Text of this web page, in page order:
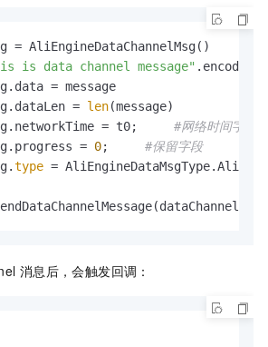
= AliEngineDataChannelMsg()
is data channel message" .encode(
= message
= len(message)
= t0; #网络时间字段
= 0; #保留字段
type =
消息后，会触发回调：